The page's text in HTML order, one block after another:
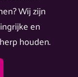
Wij zijn
en
houden.